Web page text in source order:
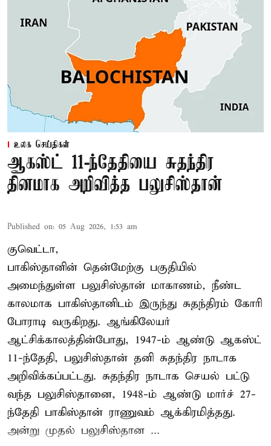
உலக செய்திகள்
ஆகஸ்ட் 11-ந்தேதியை சுதந்திர
தினமாக அறிவித்த பலுசிஸ்தான்
Published on: 05 Aug 2026, 1:53 am
குவெட்டா,
பாகிஸ்தானின் தென்மேற்கு பகுதியில்
அமைந்துள்ள பலுசிஸ்தான் மாகாணம், நீண்ட
காலமாக பாகிஸ்தானிடம் இருந்து சுதந்திரம் கோரி
போராடி வருகிறது. ஆங்கிலேயர்
ஆட்சிக்காலத்தின்போது, 1947-ம் ஆண்டு ஆகஸ்ட்
11-ந்தேதி, பலுசிஸ்தான் தனி சுதந்திர நாடாக
அறிவிக்கப்பட்டது. சுதந்திர நாடாக செயல் பட்டு
வந்த பலுசிஸ்தானை, 1948-ம் ஆண்டு மார்ச் 27-
ந்தேதி பாகிஸ்தான் ராணுவம் ஆக்கிரமித்தது.
அன்று முதல் பலுசிஸ்தான ...